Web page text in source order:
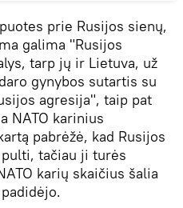
prie Rusijos sienų,
galima "Rusijos
tarp jų ir Lietuva, už
gynybos sutartis su
agresija", taip pat
NATO karinius
pabrėžė, kad Rusijos
tačiau ji turės
karių skaičius šalia